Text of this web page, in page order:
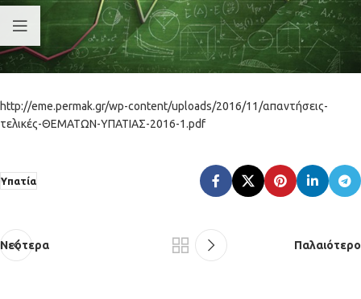
http://eme.permak.gr/wp-content/uploads/2016/11/απαντήσεις-
τελικές-ΘΕΜΑΤΩΝ-ΥΠΑΤΙΑΣ-2016-1.pdf
Υπατία
Νεότερα Παλαιότερο